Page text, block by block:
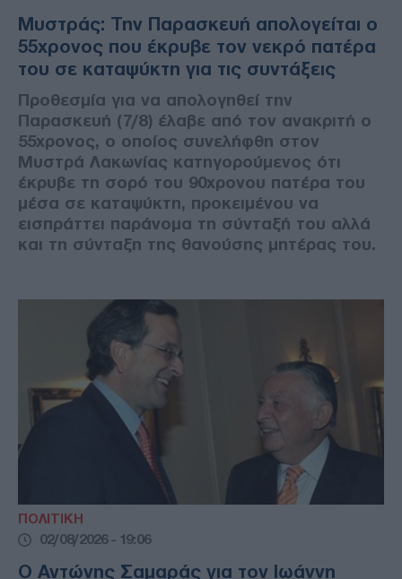
Μυστράς: Την Παρασκευή απολογείται ο
55χρονος που έκρυβε τον νεκρό πατέρα
του σε καταψύκτη για τις συντάξεις
Προθεσμία για να απολογηθεί την
Παρασκευή (7/8) έλαβε από τον ανακριτή ο
55χρονος, ο οποίος συνελήφθη στον
Μυστρά Λακωνίας κατηγορούμενος ότι
έκρυβε τη σορό του 90χρονου πατέρα του
μέσα σε καταψύκτη, προκειμένου να
εισπράττει παράνομα τη σύνταξή του αλλά
και τη σύνταξη της θανούσης μητέρας του.
ΠΟΛΙΤΙΚΗ
02/08/2026 - 19:06
Ο Αντώνης Σαμαράς για τον Ιωάννη